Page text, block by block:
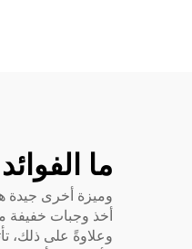
ما
وميزة أخرى جيدة
أخذ وجبات خفيفة
وعلاوةً على ذلك،